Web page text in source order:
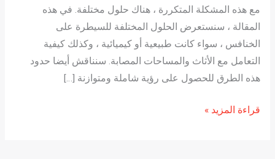
مع هذه المشكلة المتكررة ، هناك حلول مختلفة. في هذه
المقالة ، سنستعرض الحلول المختلفة للسيطرة على
الخنافس ، سواء كانت طبيعية أو كيميائية ، وكذلك كيفية
التعامل مع الأثاث والمساحات المصابة. سنناقش أيضا حدود
هذه الطرق للحصول على رؤية شاملة ومتوازنة […]
قراءة المزيد »